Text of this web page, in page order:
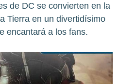
de DC se convierten en la
Tierra en un divertidísimo
encantará a los fans.